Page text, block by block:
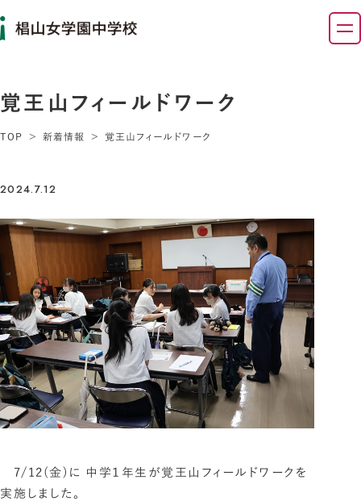
覚王山フィールドワーク
TOP 新着情報 覚王山フィールドワーク
2024.7.12
7/12(金)に 中学１年生が覚王山フィールドワークを
実施しました。